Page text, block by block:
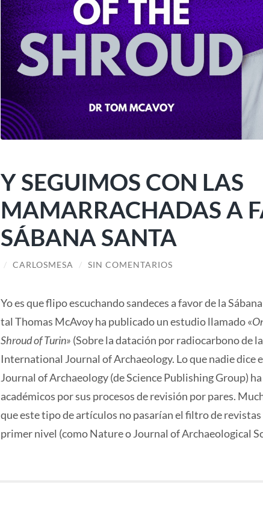
Y SEGUIMOS CON LAS
MAMARRACHADAS A
SÁBANA SANTA
/ CARLOSMESA / SIN COMENTARIOS
Yo es que flipo escuchando sandeces a favor de la
tal Thomas McAvoy ha publicado un estudio llamado «
Shroud of Turin» (Sobre la datación por radiocarbono de
International Journal of Archaeology. Lo que nadie dice
Journal of Archaeology (de Science Publishing Group)
académicos por sus procesos de revisión por pares.
que este tipo de artículos no pasarían el filtro de
primer nivel (como Nature o Journal of Archaeological